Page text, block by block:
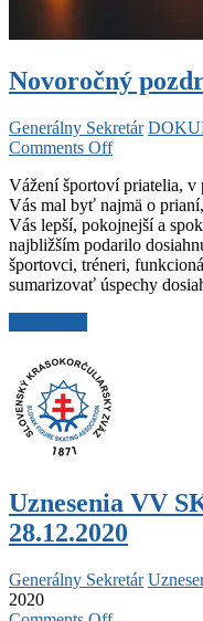
Novoročný
Generálny Sekretár
Comments Offon
pozdrav
predsedu
SKrZ
Vážení športoví priatelia, v
Vás mal byť najmä o
Vás lepší, pokojnejší a
najbližším podarilo
športovci, tréneri,
sumarizovať úspechy
predsedu
SKrZ
Uznesenia VV
28.12.2020
Generálny Sekretár
2020